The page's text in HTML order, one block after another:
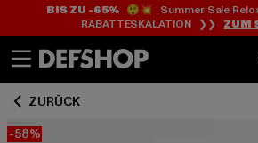
Zum
Inhalt
Zum
Fußzeile
BIS ZU -65%😲💥 Summer Sale
RABATTESKALATION ❯❯ ZUM
ZURÜCK
-58%